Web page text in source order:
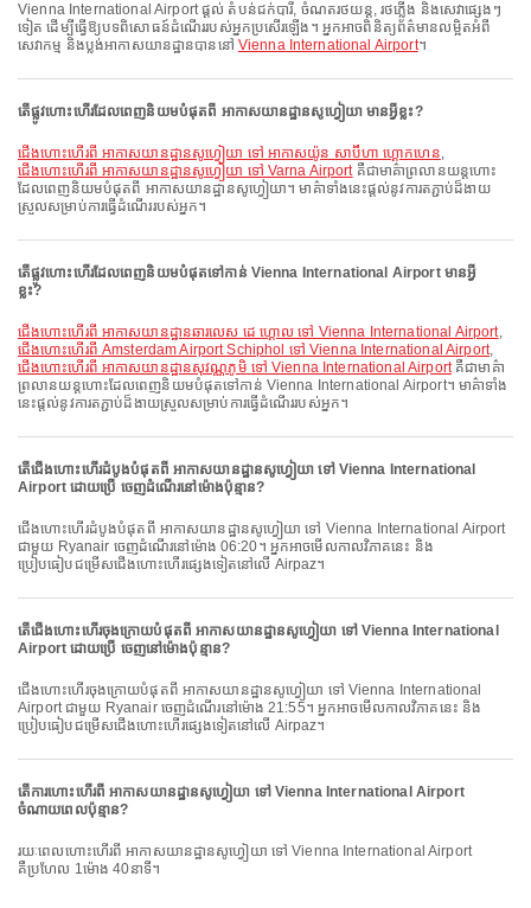
Vienna International Airport ផ្តល់ តំបន់ជក់បារី, ចំណតរថយន្ត, រថភ្លើង និងសេវាផ្សេងៗ
ទៀត ដើម្បីធ្វើឱ្យបទពិសោធន៍ដំណើររបស់អ្នកប្រសើរឡើង។ អ្នកអាចពិនិត្យព័ត៌មានលម្អិតអំពី
សេវាកម្ម និងប្លង់អាកាសយានដ្ឋានបាននៅ Vienna International Airport។
តើផ្លូវហោះហើរដែលពេញនិយមបំផុតពី អាកាសយានដ្ឋានសូហ្វៀយា មានអ្វីខ្លះ?
ជើងហោះហើរពី អាកាសយានដ្ឋានសូហ្វៀយា ទៅ អាកាសយ៉ូន សាប៊ីហា ហ្គោកហេន,
ជើងហោះហើរពី អាកាសយានដ្ឋានសូហ្វៀយា ទៅ Varna Airportគឺជាមាគ៌ាព្រលានយន្តហោះ
ដែលពេញនិយមបំផុតពី អាកាសយានដ្ឋានសូហ្វៀយា។ មាគ៌ាទាំងនេះផ្តល់នូវការតភ្ជាប់ដ៏ងាយ
ស្រួលសម្រាប់ការធ្វើដំណើររបស់អ្នក។
តើផ្លូវហោះហើរដែលពេញនិយមបំផុតទៅកាន់ Vienna International Airport មានអ្វី
ខ្លះ?
ជើងហោះហើរពី អាកាសយានដ្ឋានឆារលេស ដេ ហ្គោល ទៅ Vienna International Airport,
ជើងហោះហើរពី Amsterdam Airport Schiphol ទៅ Vienna International Airport,
ជើងហោះហើរពី អាកាសយានដ្ឋានសុវណ្ណភូមិ ទៅ Vienna International Airportគឺជាមាគ៌ា
ព្រលានយន្តហោះដែលពេញនិយមបំផុតទៅកាន់ Vienna International Airport។ មាគ៌ាទាំង
នេះផ្តល់នូវការតភ្ជាប់ដ៏ងាយស្រួលសម្រាប់ការធ្វើដំណើររបស់អ្នក។
តើជើងហោះហើរដំបូងបំផុតពី អាកាសយានដ្ឋានសូហ្វៀយា ទៅ Vienna International
Airport ដោយប្រើ ចេញដំណើរនៅម៉ោងប៉ុន្មាន?
ជើងហោះហើរដំបូងបំផុតពី អាកាសយានដ្ឋានសូហ្វៀយា ទៅ Vienna International Airport
ជាមួយ Ryanair ចេញដំណើរនៅម៉ោង 06:20។ អ្នកអាចមើលកាលវិភាគនេះ និង
ប្រៀបធៀបជម្រើសជើងហោះហើរផ្សេងទៀតនៅលើ Airpaz។
តើជើងហោះហើរចុងក្រោយបំផុតពី អាកាសយានដ្ឋានសូហ្វៀយា ទៅ Vienna International
Airport ដោយប្រើ ចេញនៅម៉ោងប៉ុន្មាន?
ជើងហោះហើរចុងក្រោយបំផុតពី អាកាសយានដ្ឋានសូហ្វៀយា ទៅ Vienna International
Airport ជាមួយ Ryanair ចេញដំណើរនៅម៉ោង 21:55។ អ្នកអាចមើលកាលវិភាគនេះ និង
ប្រៀបធៀបជម្រើសជើងហោះហើរផ្សេងទៀតនៅលើ Airpaz។
តើការហោះហើរពី អាកាសយានដ្ឋានសូហ្វៀយា ទៅ Vienna International Airport
ចំណាយពេលប៉ុន្មាន?
រយៈពេលហោះហើរពី អាកាសយានដ្ឋានសូហ្វៀយា ទៅ Vienna International Airport
គឺប្រហែល 1ម៉ោង 40នាទី។